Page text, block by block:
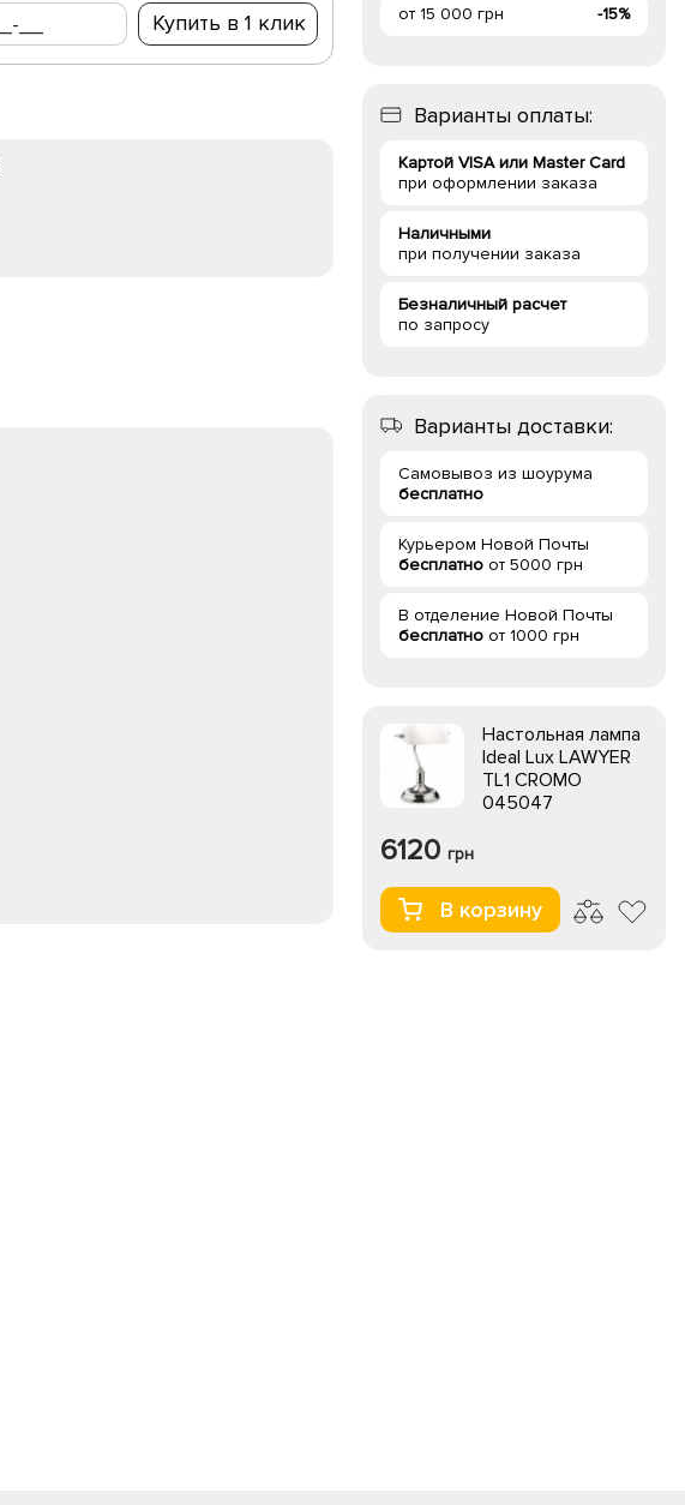
Купить в 1 клик от 15 000 грн -15%
Варианты оплаты:
Картой VISA или Master Card
при оформлении заказа
Наличными
при получении заказа
Безналичный расчет
по запросу
Варианты доставки:
Самовывоз из шоурума
бесплатно
Курьером Новой Почты
бесплатно от 5000 грн
В отделение Новой Почты
бесплатно от 1000 грн
Настольная лампа
Ideal Lux LAWYER
TL1 CROMO
045047
6120 грн
В корзину